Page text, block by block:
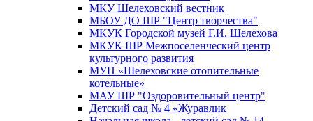
МКУ Шелеховский вестник
МБОУ ДО ШР "Центр творчества"
МКУК Городской музей Г.И. Шелехова
МКУК ШР Межпоселенческий центр
культурного развития
МУП «Шелеховские отопительные
котельные»
МАУ ШР "Оздоровительный центр"
Детский сад № 4 «Журавлик